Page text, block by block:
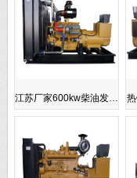
江苏厂家600kw柴油发…